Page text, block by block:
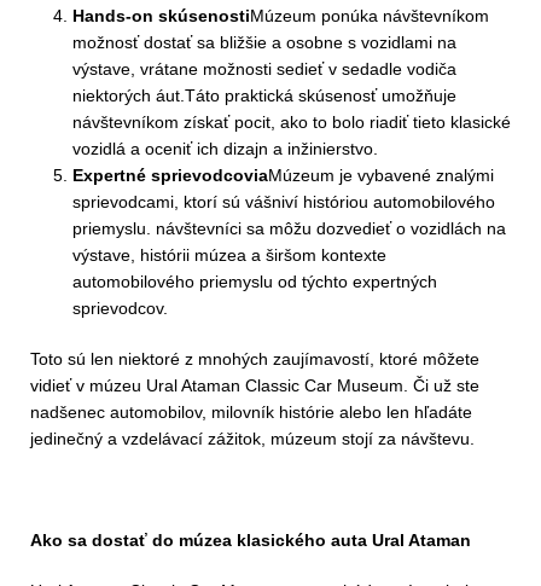
Hands-on skúsenostiMúzeum ponúka návštevníkom
možnosť dostať sa bližšie a osobne s vozidlami na
výstave, vrátane možnosti sedieť v sedadle vodiča
niektorých áut.Táto praktická skúsenosť umožňuje
návštevníkom získať pocit, ako to bolo riadiť tieto klasické
vozidlá a oceniť ich dizajn a inžinierstvo.
Expertné sprievodcoviaMúzeum je vybavené znalými
sprievodcami, ktorí sú vášniví históriou automobilového
priemyslu. návštevníci sa môžu dozvedieť o vozidlách na
výstave, histórii múzea a širšom kontexte
automobilového priemyslu od týchto expertných
sprievodcov.
Toto sú len niektoré z mnohých zaujímavostí, ktoré môžete
vidieť v múzeu Ural Ataman Classic Car Museum. Či už ste
nadšenec automobilov, milovník histórie alebo len hľadáte
jedinečný a vzdelávací zážitok, múzeum stojí za návštevu.
Ako sa dostať do múzea klasického auta Ural Ataman